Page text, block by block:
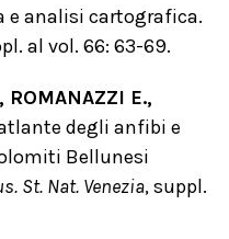
e analisi cartografica.
al vol. 66: 63-69.
ROMANAZZI E.,
degli anfibi e
Bellunesi
St. Nat. Venezia, suppl.